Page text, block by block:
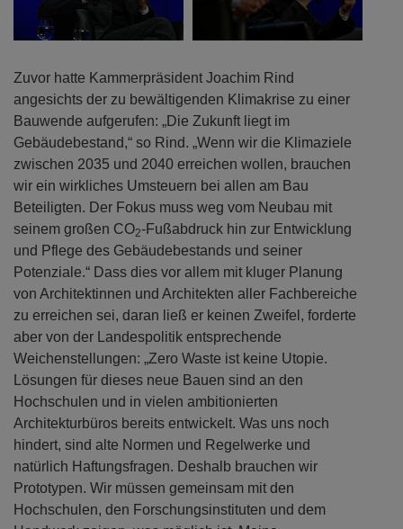
+ 4
Zuvor hatte Kammerpräsident Joachim Rind
angesichts der zu bewältigenden Klimakrise zu einer
Bauwende aufgerufen: „Die Zukunft liegt im
Gebäudebestand,“ so Rind. „Wenn wir die Klimaziele
zwischen 2035 und 2040 erreichen wollen, brauchen
wir ein wirkliches Umsteuern bei allen am Bau
Beteiligten. Der Fokus muss weg vom Neubau mit
seinem großen CO
-Fußabdruck hin zur Entwicklung
und Pflege des Gebäudebestands und seiner
Potenziale.“ Dass dies vor allem mit kluger Planung
von Architektinnen und Architekten aller Fachbereiche
zu erreichen sei, daran ließ er keinen Zweifel, forderte
aber von der Landespolitik entsprechende
Weichenstellungen: „Zero Waste ist keine Utopie.
Lösungen für dieses neue Bauen sind an den
Hochschulen und in vielen ambitionierten
Architekturbüros bereits entwickelt. Was uns noch
hindert, sind alte Normen und Regelwerke und